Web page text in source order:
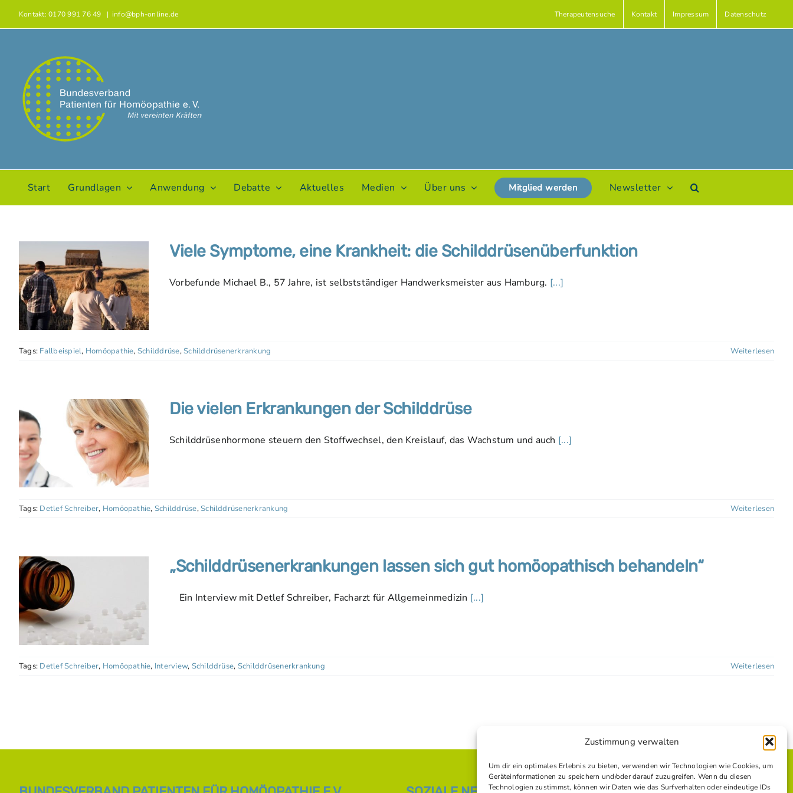
Zustimmung verwalten
Um dir ein optimales Erlebnis zu bieten, verwenden wir Technologien wie Cookies, um
Geräteinformationen zu speichern und/oder darauf zuzugreifen. Wenn du diesen
Technologien zustimmst, können wir Daten wie das Surfverhalten oder eindeutige IDs
Kontakt: 0170 991 76 49 | info@bph-online.de Therapeutensuche Kontakt Impressum Datenschutz
Start Grundlagen Anwendung Debatte Aktuelles Medien Über uns Mitglied werden Newsletter
Viele Symptome, eine Krankheit: die Schilddrüsenüberfunktion
Vorbefunde Michael B., 57 Jahre, ist selbstständiger Handwerksmeister aus Hamburg. [...]
Tags: Fallbeispiel, Homöopathie, Schilddrüse,Schilddrüsenerkrankung Weiterlesen
Die vielen Erkrankungen der Schilddrüse
Schilddrüsenhormone steuern den Stoffwechsel, den Kreislauf, das Wachstum und auch [...]
Tags: Detlef Schreiber, Homöopathie, Schilddrüse,Schilddrüsenerkrankung Weiterlesen
„Schilddrüsenerkrankungen lassen sich gut homöopathisch behandeln“
Ein Interview mit Detlef Schreiber, Facharzt für Allgemeinmedizin [...]
Tags: Detlef Schreiber, Homöopathie, Interview, Schilddrüse, Schilddrüsenerkrankung Weiterlesen